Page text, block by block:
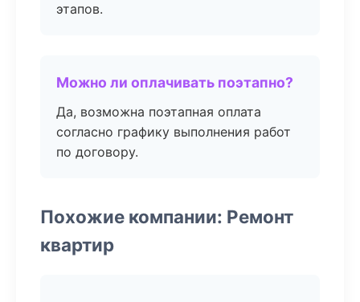
этапов.
Можно ли оплачивать поэтапно?
Да, возможна поэтапная оплата
согласно графику выполнения работ
по договору.
Похожие компании: Ремонт
квартир